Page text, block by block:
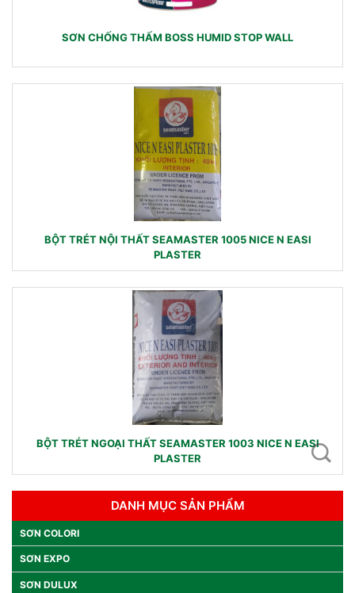
SƠN CHỐNG THẤM BOSS HUMID STOP WALL
BỘT TRÉT NỘI THẤT SEAMASTER 1005 NICE N EASI
PLASTER
BỘT TRÉT NGOẠI THẤT SEAMASTER 1003 NICE N EASI
PLASTER
DANH MỤC SẢN PHẨM
SƠN COLORI
SƠN EXPO
SƠN DULUX